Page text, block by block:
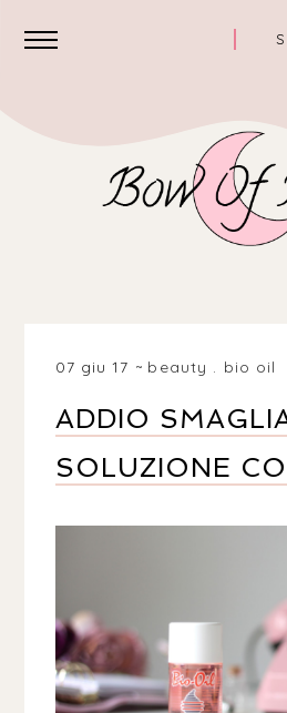
07 giu 17 beauty . bio oil
ADDIO
SOLUZIONE